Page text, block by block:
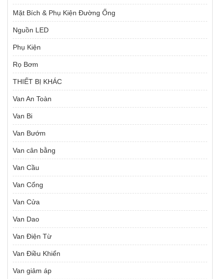
Mặt Bích & Phụ Kiện Đường Ống
Nguồn LED
Phụ Kiện
Rọ Bơm
THIẾT BỊ KHÁC
Van An Toàn
Van Bi
Van Bướm
Van cân bằng
Van Cầu
Van Cổng
Van Cửa
Van Dao
Van Điện Từ
Van Điều Khiển
Van giảm áp